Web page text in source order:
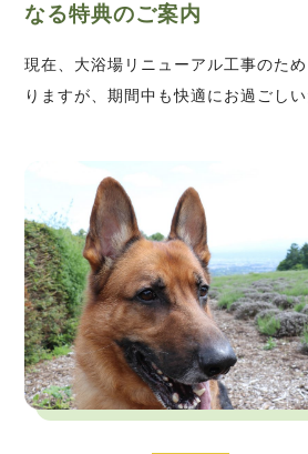
なる特典のご案内
現在、大浴場リニューアル工事のた
りますが、期間中も快適にお過ごし